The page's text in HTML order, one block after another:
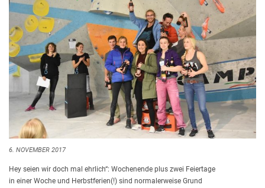
6. NOVEMBER 2017
Hey seien wir doch mal ehrlich“: Wochenende plus zwei Feiertage
in einer Woche und Herbstferien(!) sind normalerweise Grund